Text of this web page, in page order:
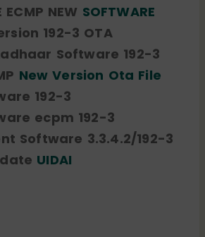
ECMP NEW SOFTWARE
192-3 OTA
Software 192-3
New Version Ota File
192-3
ecpm 192-3
Software 3.3.4.2/192-3
UIDAI